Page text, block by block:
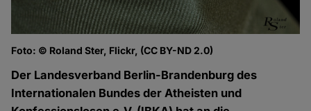
Foto: © Roland Ster, Flickr, (CC BY-ND 2.0)
Der Landesverband Berlin-Brandenburg des
Internationalen Bundes der Atheisten und